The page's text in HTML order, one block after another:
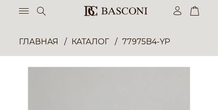
ГЛАВНАЯ КАТАЛОГ 77975B4-YP